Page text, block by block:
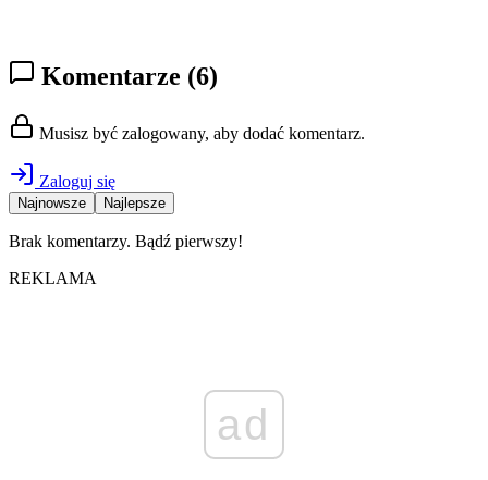
Komentarze (6)
Musisz być zalogowany, aby dodać komentarz.
Zaloguj się
Najnowsze Najlepsze
Brak komentarzy. Bądź pierwszy!
REKLAMA
ad